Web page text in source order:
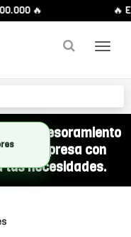
🔥 🔥
asesoramiento
tu empresa con
tus necesidades.